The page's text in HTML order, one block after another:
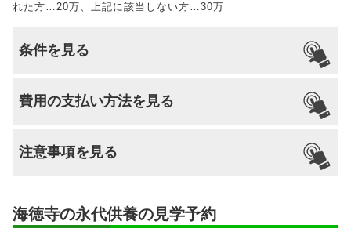
れた方…20万、上記に該当しない方…30万
条件を見る
国籍 宗派
納骨
生前申込
–
費用の支払い方法を見る
注意事項を見る
安置期間経
海徳寺の永代供養の見学予約